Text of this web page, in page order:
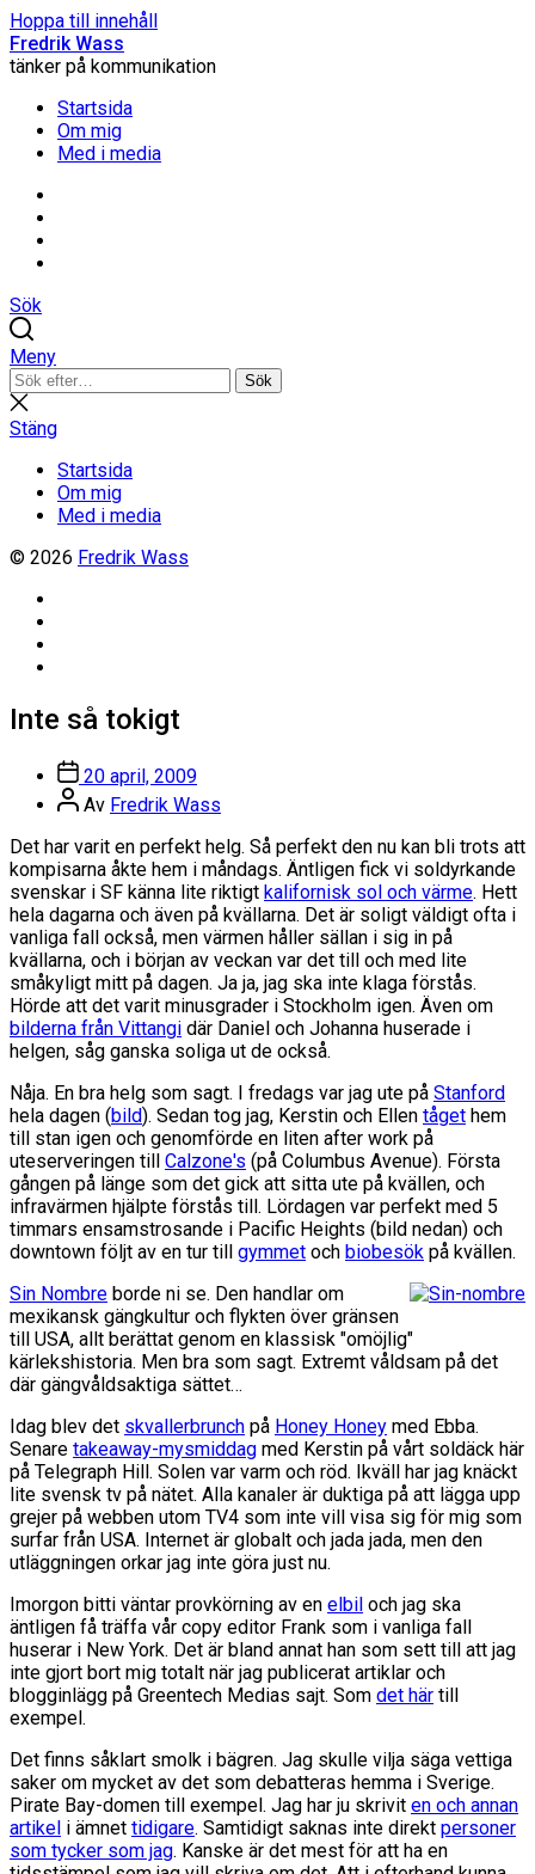
Hoppa till innehåll
Fredrik Wass
tänker på kommunikation
Startsida
Om mig
Med i media
Sök
Meny
Sök
efter:
Sök
Stäng
sökning
Stäng
Startsida
Om mig
Med i media
© 2026 Fredrik Wass
Inte så tokigt
Inläggsdatum
20 april, 2009
Inläggsförfattare
Av Fredrik Wass
Det har varit en perfekt helg. Så perfekt den nu kan bli trots att
kompisarna åkte hem i måndags. Äntligen fick vi soldyrkande
svenskar i SF känna lite riktigt kalifornisk sol och värme. Hett
hela dagarna och även på kvällarna. Det är soligt väldigt ofta i
vanliga fall också, men värmen håller sällan i sig in på
kvällarna, och i början av veckan var det till och med lite
småkyligt mitt på dagen. Ja ja, jag ska inte klaga förstås.
Hörde att det varit minusgrader i Stockholm igen. Även om
bilderna från Vittangi där Daniel och Johanna huserade i
helgen, såg ganska soliga ut de också.
Nåja. En bra helg som sagt. I fredags var jag ute på Stanford
hela dagen (bild). Sedan tog jag, Kerstin och Ellen tåget hem
till stan igen och genomförde en liten after work på
uteserveringen till Calzone's (på Columbus Avenue). Första
gången på länge som det gick att sitta ute på kvällen, och
infravärmen hjälpte förstås till. Lördagen var perfekt med 5
timmars ensamstrosande i Pacific Heights (bild nedan) och
downtown följt av en tur till gymmet och biobesök på kvällen.
Sin Nombre borde ni se. Den handlar om
mexikansk gängkultur och flykten över gränsen
till USA, allt berättat genom en klassisk "omöjlig"
kärlekshistoria. Men bra som sagt. Extremt våldsam på det
där gängvåldsaktiga sättet…
Idag blev det skvallerbrunch på Honey Honey med Ebba.
Senare takeaway-mysmiddag med Kerstin på vårt soldäck här
på Telegraph Hill. Solen var varm och röd. Ikväll har jag knäckt
lite svensk tv på nätet. Alla kanaler är duktiga på att lägga upp
grejer på webben utom TV4 som inte vill visa sig för mig som
surfar från USA. Internet är globalt och jada jada, men den
utläggningen orkar jag inte göra just nu.
Imorgon bitti väntar provkörning av en elbil och jag ska
äntligen få träffa vår copy editor Frank som i vanliga fall
huserar i New York. Det är bland annat han som sett till att jag
inte gjort bort mig totalt när jag publicerat artiklar och
blogginlägg på Greentech Medias sajt. Som det här till
exempel.
Det finns såklart smolk i bägren. Jag skulle vilja säga vettiga
saker om mycket av det som debatteras hemma i Sverige.
Pirate Bay-domen till exempel. Jag har ju skrivit en och annan
artikel i ämnet tidigare. Samtidigt saknas inte direkt personer
som tycker som jag. Kanske är det mest för att ha en